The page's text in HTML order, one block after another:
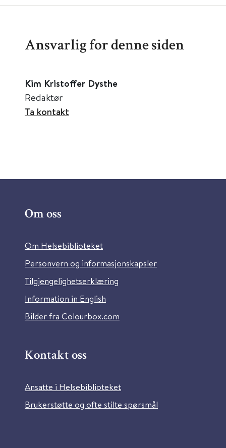
Ansvarlig for denne siden
Kim Kristoffer Dysthe
Redaktør
Ta kontakt
Om oss
Om Helsebiblioteket
Personvern og informasjonskapsler
Tilgjengelighetserklæring
Information in English
Bilder fra Colourbox.com
Kontakt oss
Ansatte i Helsebiblioteket
Brukerstøtte og ofte stilte spørsmål